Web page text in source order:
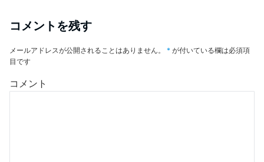
コメントを残す
メールアドレスが公開されることはありません。 * が付いている欄は必須項
目です
コメント